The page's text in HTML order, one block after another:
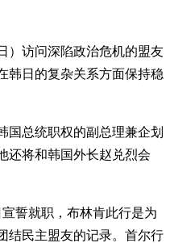
）访问深陷政治危机的盟友
韩日的复杂关系方面保持稳
国总统职权的副总理兼企划
还将和韩国外长赵兑烈会
誓就职，布林肯此行是为
结民主盟友的记录。首尔行